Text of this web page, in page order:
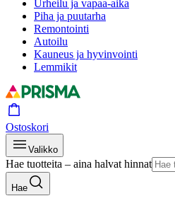
Urheilu ja vapaa-aika
Piha ja puutarha
Remontointi
Autoilu
Kauneus ja hyvinvointi
Lemmikit
Ostoskori
Valikko
Hae tuotteita – aina halvat hinnat
Hae